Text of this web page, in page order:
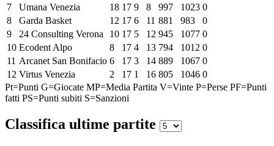
7
Umana Venezia 18 17 9 8 997 1023 0
8
Garda Basket 12 17 6 11 881 983
0
9
24 Consulting Verona 10 17 5 12 945 1077 0
10 Ecodent Alpo 8 17 4 13 794 1012 0
11 Arcanet San Bonifacio 6 17 3 14 889 1067 0
12 Virtus Venezia 2 17 1 16 805 1046 0
Pt=Punti G=Giocate MP=Media Partita V=Vinte P=Perse PF=Punti
fatti PS=Punti subiti S=Sanzioni
Classifica ultime partite